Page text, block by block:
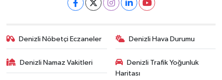
Denizli Nöbetçi Eczaneler Denizli Hava Durumu
Denizli Namaz Vakitleri
Denizli Trafik Yoğunluk
Haritası